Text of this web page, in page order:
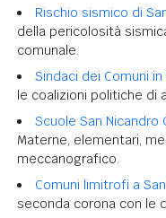
Rischio sismico di
della pericolosità
comunale.
Sindaci dei Comuni
le coalizioni politiche di
Scuole San Nicandro
Materne, elementari,
meccanografico.
Comuni limitrofi a
seconda corona con le